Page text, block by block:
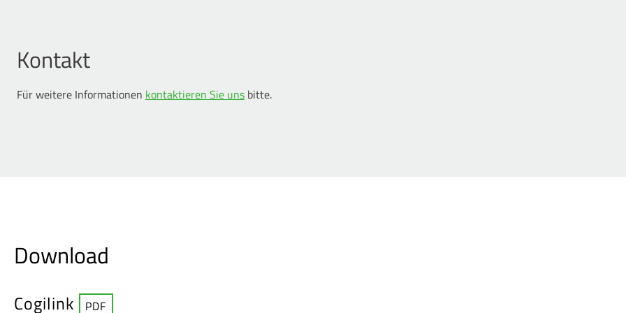
Kontakt
Für weitere Informationen kontaktieren Sie uns bitte.
Download
Cogilink PDF